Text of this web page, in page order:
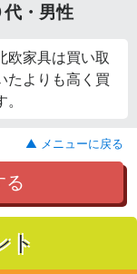
・男性
欧家具は買い取
たよりも高く買
▲ メニューに戻る
る
ト